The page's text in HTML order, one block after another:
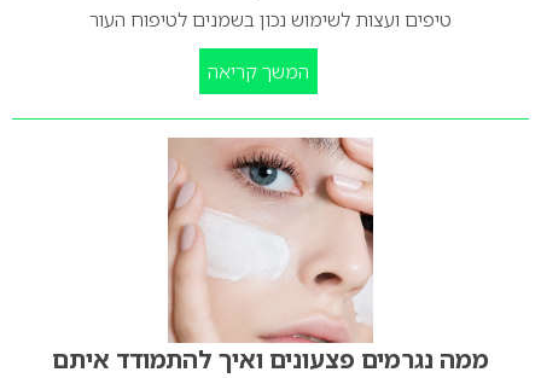
טיפים ועצות לשימוש נכון בשמנים לטיפוח העור
המשך קריאה
ממה נגרמים פצעונים ואיך להתמודד איתם